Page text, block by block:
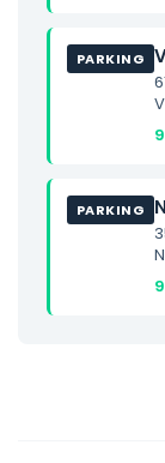
PARKING
PARKING